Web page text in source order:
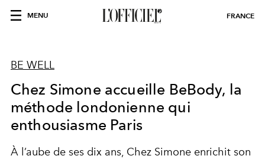
MENU FRANCE
BE WELL
Chez Simone accueille BeBody, la
méthode londonienne qui
enthousiasme Paris
À l’aube de ses dix ans, Chez Simone enrichit son